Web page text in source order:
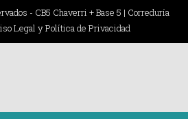
- CB5 Chaverri + Base 5 | Correduría
Legal y Política de Privacidad